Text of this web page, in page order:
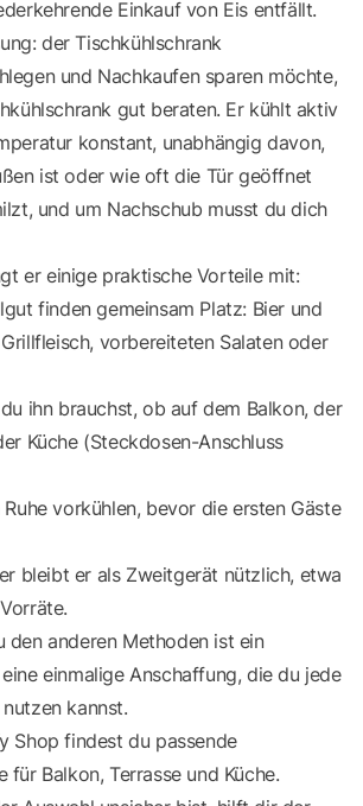
Einkauf von Eis entfällt.
der Tischkühlschrank
und Nachkaufen sparen möchte,
gut beraten. Er kühlt aktiv
konstant, unabhängig davon,
ist oder wie oft die Tür geöffnet
und um Nachschub musst du dich
er einige praktische Vorteile mit:
finden gemeinsam Platz: Bier und
vorbereiteten Salaten oder
ihn brauchst, ob auf dem Balkon, der
Küche (Steckdosen-Anschluss
vorkühlen, bevor die ersten Gäste
bleibt er als Zweitgerät nützlich, etwa
den anderen Methoden ist ein
einmalige Anschaffung, die du jede
kannst.
Shop findest du passende
für Balkon, Terrasse und Küche.